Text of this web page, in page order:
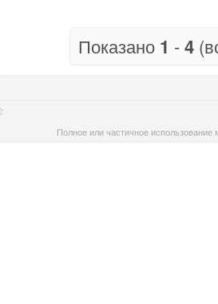
Показано 1 -4
Полное или частичное